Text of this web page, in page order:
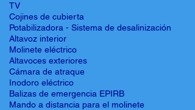
TV
Cojines de cubierta
Potabilizadora - Sistema de desalinización
Altavoz interior
Molinete eléctrico
Altavoces exteriores
Cámara de atraque
Inodoro eléctrico
Balizas de emergencia EPIRB
Mando a distancia para el molinete